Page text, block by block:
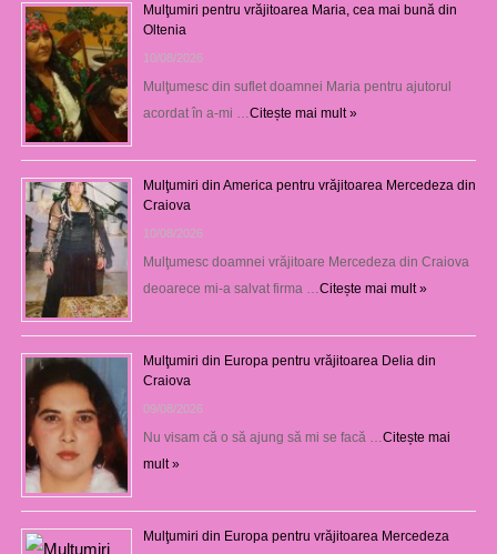
Mulţumiri pentru vrăjitoarea Maria, cea mai bună din
Oltenia
10/08/2026
Mulţumesc din suflet doamnei Maria pentru ajutorul
acordat în a-mi … Citește mai mult »
Mulţumiri din America pentru vrăjitoarea Mercedeza din
Craiova
10/08/2026
Mulţumesc doamnei vrăjitoare Mercedeza din Craiova
deoarece mi-a salvat firma … Citește mai mult »
Mulţumiri din Europa pentru vrăjitoarea Delia din
Craiova
09/08/2026
Nu visam că o să ajung să mi se facă … Citește mai
mult »
Mulţumiri din Europa pentru vrăjitoarea Mercedeza